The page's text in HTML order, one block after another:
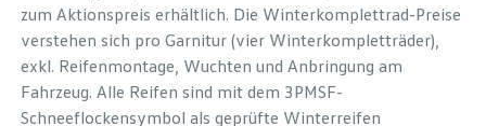
zum Aktionspreis erhältlich. Die Winterkomplettrad-Preise
verstehen sich pro Garnitur (vier Winterkompletträder),
exkl. Reifenmontage, Wuchten und Anbringung am
Fahrzeug. Alle Reifen sind mit dem 3PMSF-
Schneeflockensymbol als geprüfte Winterreifen